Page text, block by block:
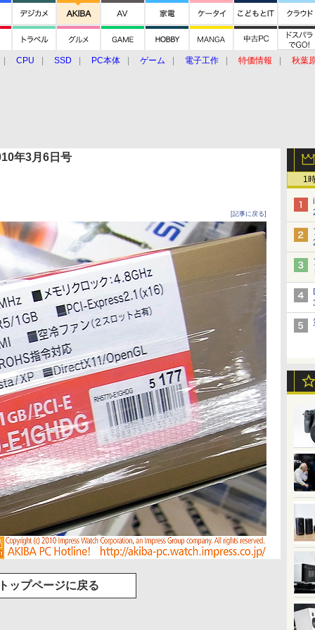
CPU SSD PC本体 ゲーム 電子工作 特価情報
秋葉
1
年3月6日号
[記事に戻る]
ップページに戻る